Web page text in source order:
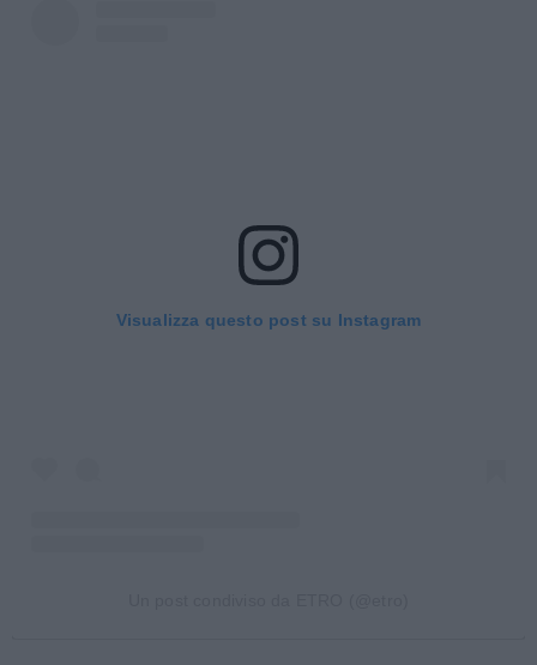
Visualizza questo post su Instagram